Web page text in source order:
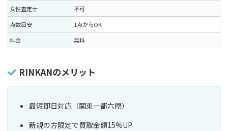
女性査定士
不可
点数目安
1点からOK
料金
無料
RINKANのメリット
最短即日対応（関東一都六県）
新規の方限定で買取金額15%UP